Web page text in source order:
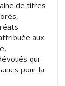
de titres
aux
qui
pour la